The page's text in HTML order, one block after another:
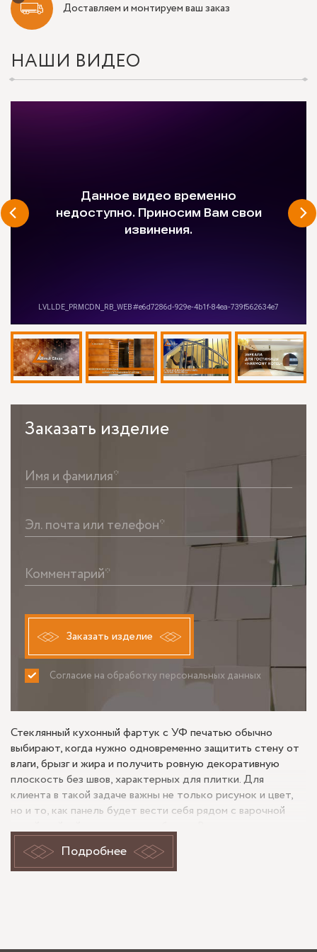
Доставляем и монтируем ваш заказ
НАШИ ВИДЕО
Заказать изделие
Имя и фамилия*
Эл. почта или телефон*
Комментарий*
Заказать изделие
Согласие на обработку персональных данных
ПРИНИМАЮ НЕ ПРИНИМАЮ
Стеклянный кухонный фартук с УФ печатью обычно
выбирают, когда нужно одновременно защитить стену от
влаги, брызг и жира и получить ровную декоративную
плоскость без швов, характерных для плитки. Для
клиента в такой задаче важны не только рисунок и цвет,
но и то, как панель будет вести себя рядом с варочной
ценят прежде всего простую уборку: гладкое стекло
меньше задерживает загрязнения, а печать, нанесенная с
тыльной стороны, не контактирует с бытовой химией и не
Подробнее